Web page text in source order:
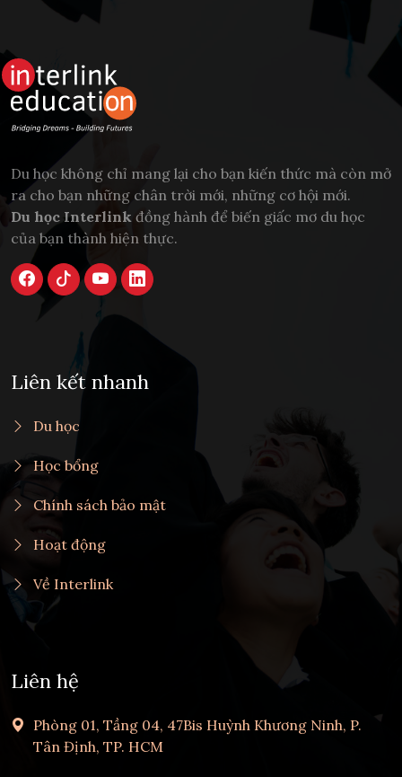
Du học không chỉ mang lại cho bạn kiến thức mà còn mở
ra cho bạn những chân trời mới, những cơ hội mới.
Du học Interlink đồng hành để biến giấc mơ du học
của bạn thành hiện thực.
Liên kết nhanh
Du học
Học bổng
Chính sách bảo mật
Hoạt động
Về Interlink
Liên hệ
Phòng 01, Tầng 04, 47Bis Huỳnh Khương Ninh, P.
Tân Định, TP. HCM